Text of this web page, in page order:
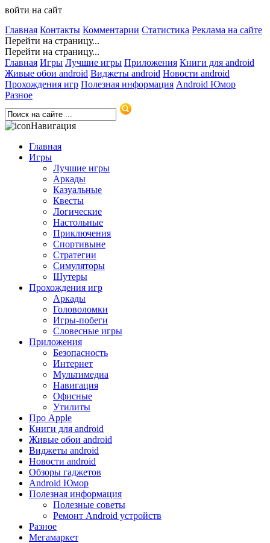
войти на сайт
Главная Контакты Комментарии Статистика Реклама на сайте
Перейти на страницу...
Перейти на страницу...
Главная Игры Лучшие игры Приложения Книги для android
Живые обои android Виджеты android Новости android
Прохождения игр Полезная информация Android Юмор
Разное
Навигация
Главная
Игры
Лучшие игры
Аркады
Казуальные
Квесты
Логические
Настольные
Приключения
Спортивыне
Стратегии
Симуляторы
Шутеры
Прохождения игр
Аркады
Головоломки
Игры-побеги
Словесные игры
Приложения
Безопасность
Интернет
Мультимедиа
Навигация
Офисные
Утилиты
Про Apple
Книги для android
Живые обои android
Виджеты android
Новости android
Обзоры гаджетов
Android Юмор
Полезная информация
Полезные советы
Ремонт Android устройств
Разное
Мегамаркет